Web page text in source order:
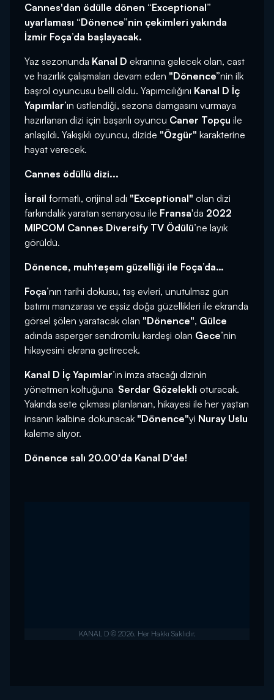
Cannes'dan ödülle dönen “Exceptional”
uyarlaması “Dönence”nin çekimleri yakında
İzmir Foça’da başlayacak.
Yaz sezonunda Kanal D ekranına gelecek olan, cast
ve hazırlık çalışmaları devam eden "Dönence”nin ilk
başrol oyuncusu belli oldu. Yapımcılığını Kanal D İç
Yapımlar’ın üstlendiği, sezona damgasını vurmaya
hazırlanan dizi için başarılı oyuncu Caner Topçu ile
anlaşıldı. Yakışıklı oyuncu, dizide "Özgür" karakterine
hayat verecek.
Cannes ödüllü dizi...
İsrail formatlı, orijinal adı "Exceptional" olan dizi
farkındalık yaratan senaryosu ile Fransa'da 2022
MIPCOM Cannes Diversify TV Ödülü’ne layık
görüldü.
Dönence, muhteşem güzelliği ile Foça’da…
Foça’nın tarihi dokusu, taş evleri, unutulmaz gün
batımı manzarası ve eşsiz doğa güzellikleri ile ekranda
görsel şölen yaratacak olan "Dönence", Gülce
adında asperger sendromlu kardeşi olan Gece’nin
hikayesini ekrana getirecek.
Kanal D İç Yapımlar’ın imza atacağı dizinin
yönetmen koltuğuna Serdar Gözelekli oturacak.
Yakında sete çıkması planlanan, hikayesi ile her yaştan
insanın kalbine dokunacak "Dönence"yi Nuray Uslu
kaleme alıyor.
Dönence salı 20.00'da Kanal D'de!